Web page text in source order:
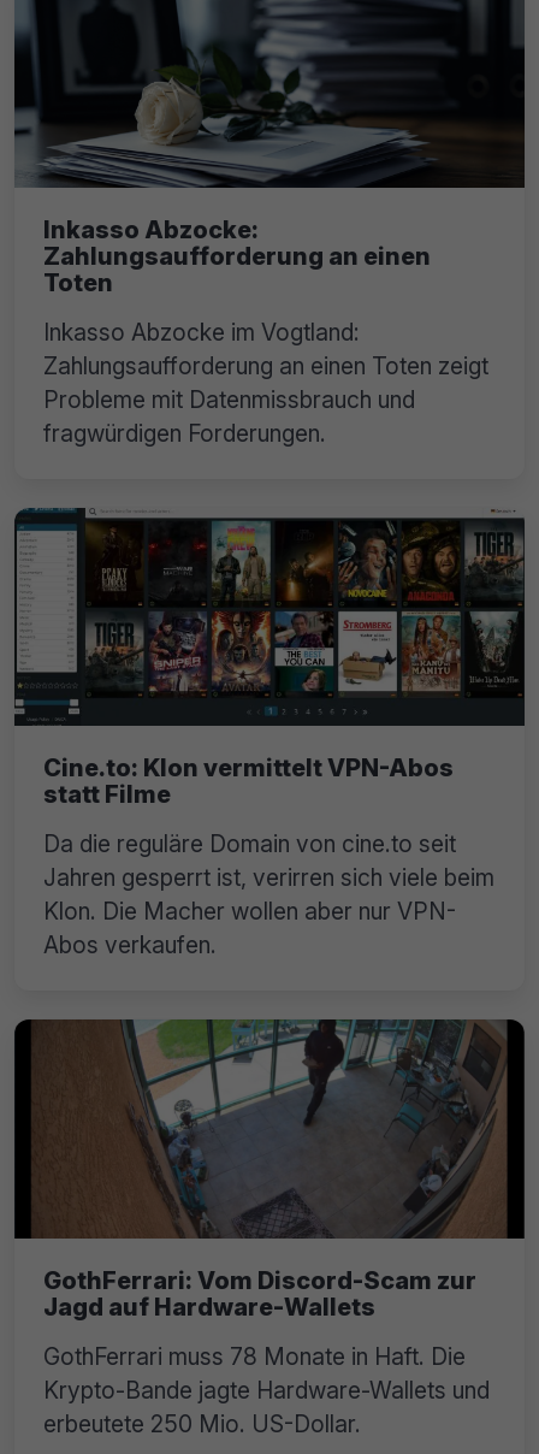
Inkasso Abzocke:
Zahlungsaufforderung an einen
Toten
Inkasso Abzocke im Vogtland:
Zahlungsaufforderung an einen Toten zeigt
Probleme mit Datenmissbrauch und
fragwürdigen Forderungen.
Cine.to: Klon vermittelt VPN-Abos
statt Filme
Da die reguläre Domain von cine.to seit
Jahren gesperrt ist, verirren sich viele beim
Klon. Die Macher wollen aber nur VPN-
Abos verkaufen.
GothFerrari: Vom Discord-Scam zur
Jagd auf Hardware-Wallets
GothFerrari muss 78 Monate in Haft. Die
Krypto-Bande jagte Hardware-Wallets und
erbeutete 250 Mio. US-Dollar.